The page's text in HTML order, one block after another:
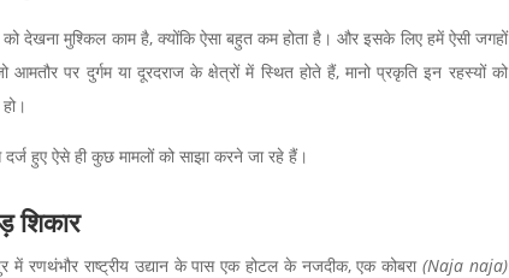
को देखना मुश्किल काम है, क्योंकि ऐसा बहुत कम होता है। और इसके लिए हमें ऐसी जगहों
पर दुर्गम या दूरदराज के क्षेत्रों में स्थित होते हैं, मानो प्रकृति इन रहस्यों को
हुए ऐसे ही कुछ मामलों को साझा करने जा रहे हैं।
शिकार
में रणथंभौर राष्ट्रीय उद्यान के पास एक होटल के नजदीक, एक कोबरा(Naja naja)